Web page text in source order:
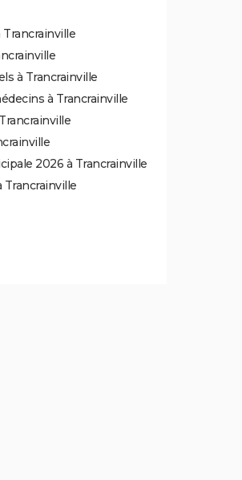
à Trancrainville
à Trancrainville
2026 à Trancrainville